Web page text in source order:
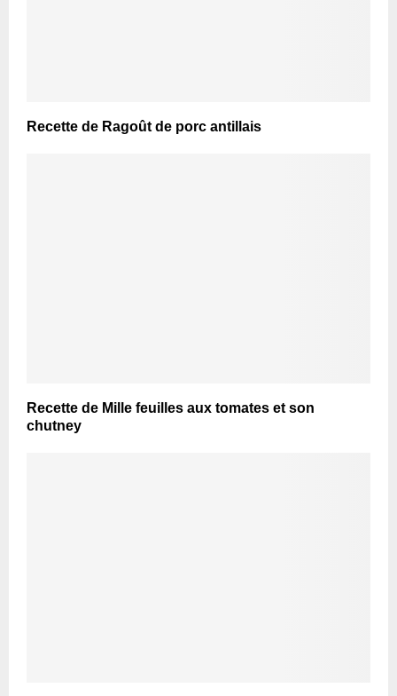
Recette de Ragoût de porc antillais
Recette de Mille feuilles aux tomates et son
chutney